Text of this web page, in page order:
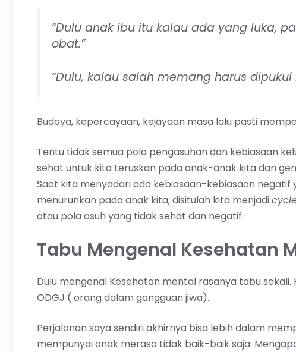
“Dulu anak ibu itu kalau ada yang luka,
obat.”
“Dulu, kalau salah memang harus
Budaya, kepercayaan, kejayaan masa lalu pasti
Tentu tidak semua pola pengasuhan dan kebiasaan
sehat untuk kita teruskan pada anak-anak kita dan
Saat kita menyadari ada kebiasaan-kebiasaan
menurunkan pada anak kita, disitulah kita menjadi
atau pola asuh yang tidak sehat dan negatif.
Tabu Mengenal Kesehatan
Dulu mengenal Kesehatan mental rasanya tabu
ODGJ ( orang dalam gangguan jiwa).
Perjalanan saya sendiri akhirnya bisa lebih dalam
mempunyai anak merasa tidak baik-baik saja.